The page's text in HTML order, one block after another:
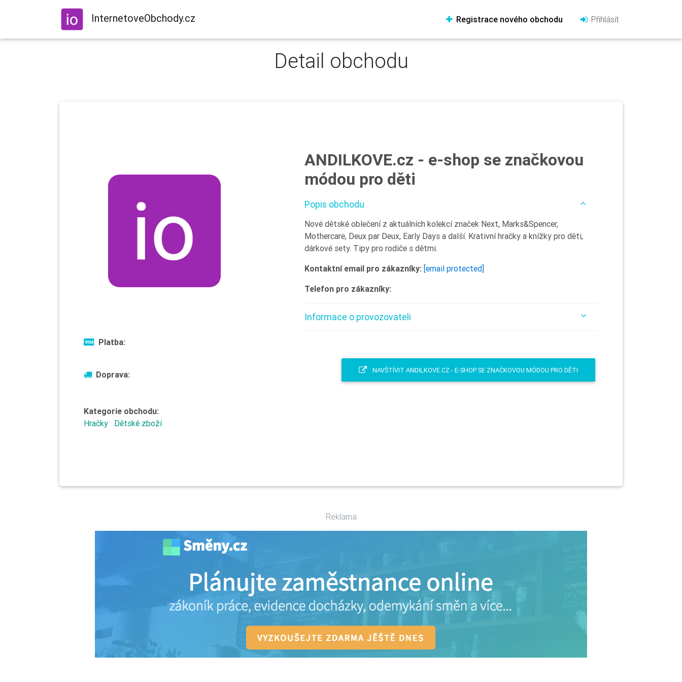
InternetoveObchody.cz Registrace nového obchodu Přihlásit
Detail obchodu
Platba:
Doprava:
Kategorie obchodu:
Hračky
Dětské zboží
ANDILKOVE.cz - e-shop se značkovou
módou pro děti
Popis obchodu
Nové dětské oblečení z aktuálních kolekcí značek Next, Marks&Spencer,
Mothercare, Deux par Deux, Early Days a další. Krativní hračky a knížky pro děti,
dárkové sety. Tipy pro rodiče s dětmi.
Kontaktní email pro zákazníky: [email protected]
Telefon pro zákazníky:
Informace o provozovateli
NAVŠTÍVIT ANDILKOVE.CZ - E-SHOP SE ZNAČKOVOU MÓDOU PRO DĚTI
Reklama